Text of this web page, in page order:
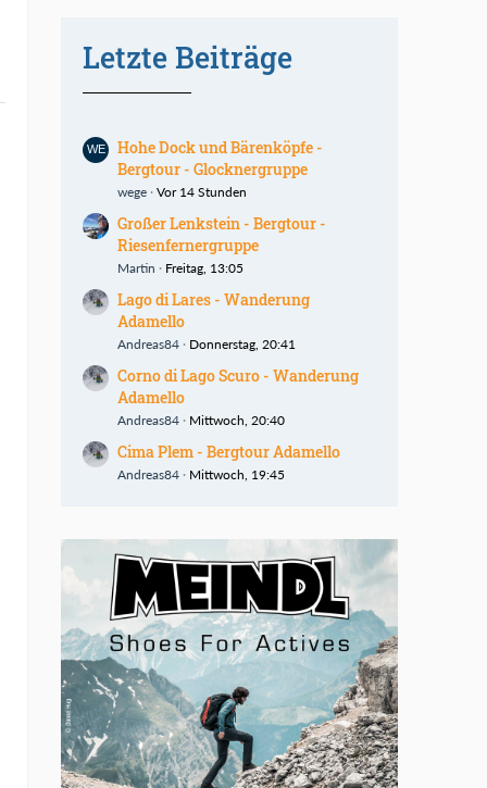
Letzte Beiträge
Hohe Dock und Bärenköpfe -
Bergtour - Glocknergruppe
wege Vor 14 Stunden
Großer Lenkstein - Bergtour -
Riesenfernergruppe
Martin Freitag, 13:05
Lago di Lares - Wanderung
Adamello
Andreas84 Donnerstag, 20:41
Corno di Lago Scuro - Wanderung
Adamello
Andreas84 Mittwoch, 20:40
Cima Plem - Bergtour Adamello
Andreas84 Mittwoch, 19:45